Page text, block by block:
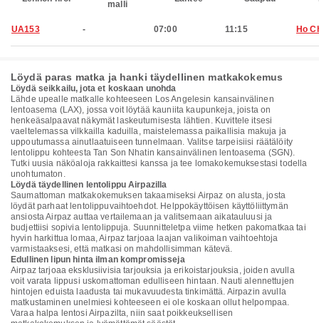
malli
UA153 - 07:00 11:15 Ho
Löydä paras matka ja hanki täydellinen matkakokemus
Löydä seikkailu, jota et koskaan unohda
Lähde upealle matkalle kohteeseen Los Angelesin kansainvälinen
lentoasema (LAX), jossa voit löytää kauniita kaupunkeja, joista on
henkeäsalpaavat näkymät laskeutumisesta lähtien. Kuvittele itsesi
vaeltelemassa vilkkailla kaduilla, maistelemassa paikallisia makuja ja
uppoutumassa ainutlaatuiseen tunnelmaan. Valitse tarpeisiisi räätälöity
lentolippu kohteesta Tan Son Nhatin kansainvälinen lentoasema (SGN).
Tutki uusia näköaloja rakkaittesi kanssa ja tee lomakokemuksestasi todella
unohtumaton.
Löydä täydellinen lentolippu Airpazilla
Saumattoman matkakokemuksen takaamiseksi Airpaz on alusta, josta
löydät parhaat lentolippuvaihtoehdot. Helppokäyttöisen käyttöliittymän
ansiosta Airpaz auttaa vertailemaan ja valitsemaan aikatauluusi ja
budjettiisi sopivia lentolippuja. Suunnitteletpa viime hetken pakomatkaa tai
hyvin harkittua lomaa, Airpaz tarjoaa laajan valikoiman vaihtoehtoja
varmistaaksesi, että matkasi on mahdollisimman kätevä.
Edullinen lipun hinta ilman kompromisseja
Airpaz tarjoaa eksklusiivisia tarjouksia ja erikoistarjouksia, joiden avulla
voit varata lippusi uskomattoman edulliseen hintaan. Nauti alennettujen
hintojen eduista laadusta tai mukavuudesta tinkimättä. Airpazin avulla
matkustaminen unelmiesi kohteeseen ei ole koskaan ollut helpompaa.
Varaa halpa lentosi Airpazilta, niin saat poikkeuksellisen